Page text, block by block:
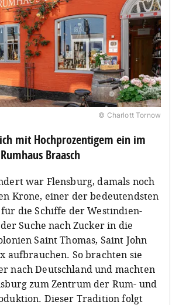
© Charlott Tornow
mit Hochprozentigem ein im
Braasch
war Flensburg, damals noch
Krone, einer der bedeutendsten
die Schiffe der Westindien-
Suche nach Zucker in die
Saint Thomas, Saint John
aufbrauchen. So brachten sie
nach Deutschland und machten
zum Zentrum der Rum- und
Dieser Tradition folgt